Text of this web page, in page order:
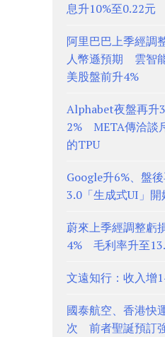
息升10%至0.22元
阿里巴巴上季經調
人幣遜預期 雲智
美股盤前升4%
Alphabet夜盤再升
2% META傳洽談
的TPU
Google升6%、盤
3.0「生成式UI」開
蔚來上季經調整虧
4% 毛利率升至
文遠知行：收入增
國泰航空、香港快
次 前者聖誕預訂